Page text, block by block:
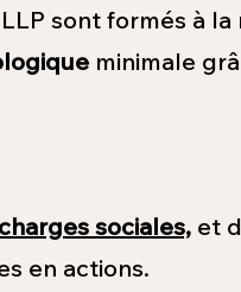
sont formés à
minimale
charges sociales, et
en actions.